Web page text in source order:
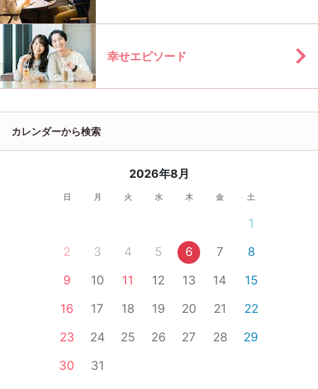
幸せエピソード
カレンダーから検索
2026年8月
日 月 火 水 木 金 土
1
2
3 4 5 6 7
8
9
10 11 12 13 14
15
16
17 18 19 20 21
22
23
24 25 26 27 28
29
30
31